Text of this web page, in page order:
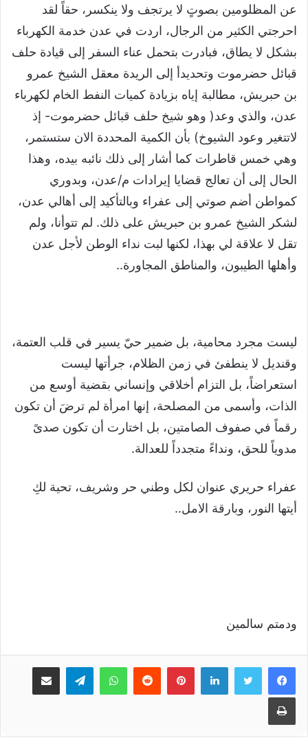
عن المظلومين بصوتٍ لا يرتجف ولا ينكسر، حقاً لقد
احرجتي الكثير من الرجال، اردت في عدن خدمة الكهرباء
بشكل لا يطاق، فبادرت بتحمل عناء السفر إلى قيادة حلف
قبائل حضرموت وتحديدأ إلى الريدة معقل الشيخ عمرو
بن حبريش، مطالبة إياه بزيادة كميات النفط الخام لكهرباء
عدن، والذي وعد( وهو شيخ حلف قبائل حضرموت- إذ
لاتتغير وعود الشيوخ) بأن الكمية المحددة الان ستستمر،
وهي خمس قاطرات كما أشار إلى ذلك نائبه بيده، وهذا
الحال إلى أن تعالج قضايا إيرادات م/عدن، وبدوري
كمواطن أضم صوتي إلى عفراء وبالتأكيد إلى أهالي عدن،
لشكر الشيخ عمرو بن حبريش على ذلك. لم تتوأنا، ولم
تقل لا علاقة لي بهذا، لكنها لبت نداء الوطن لأجل عدن
وأهلها الطيبون، والمناطق المجاورة..
ليست مجرد محامية، بل ضمير حيّ يسير في قلب العتمة،
وقنديل لا ينطفئ في زمن الظلام، جرأتها ليست
استعراضاً، بل التزام أخلاقي وإنساني بقضية أوسع من
الذات، وأسمى من المصلحة، إنها امرأة لم ترضَ أن تكون
رقماً في صفوف الصامتين، بل اختارت أن تكون صدىً
مدوياً للحق، ونداءً متجدداً للعدالة.
عفراء حريري عنوان لكل وطني حر وشريف، تحية لكِ
أيتها النور، وبارقة الامل..
ودمتم سالمين
لينكدإنبينتيريست واتسابتيلقرام مشاركة عبر البريد
طباعة